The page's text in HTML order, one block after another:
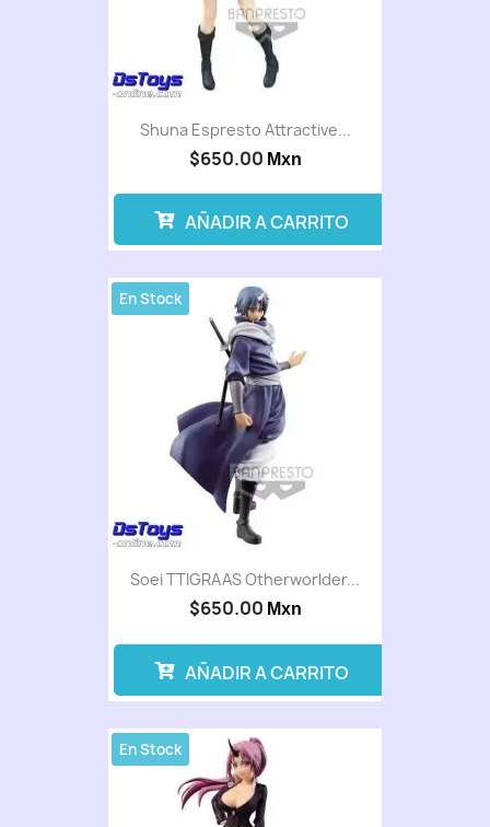
Shuna Espresto Attractive...
$650.00 Mxn
AÑADIR A CARRITO
Soei TTIGRAAS Otherworlder...
$650.00 Mxn
En Stock
AÑADIR A CARRITO
En Stock